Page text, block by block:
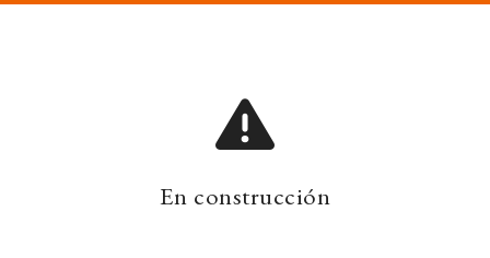
En construcción